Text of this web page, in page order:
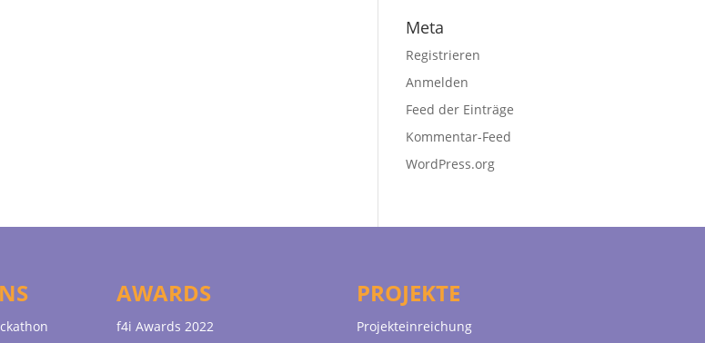
Meta
Registrieren
Anmelden
Feed der Einträge
Kommentar-Feed
WordPress.org
AWARDS
f4i Awards 2022
PROJEKTE
Projekteinreichung